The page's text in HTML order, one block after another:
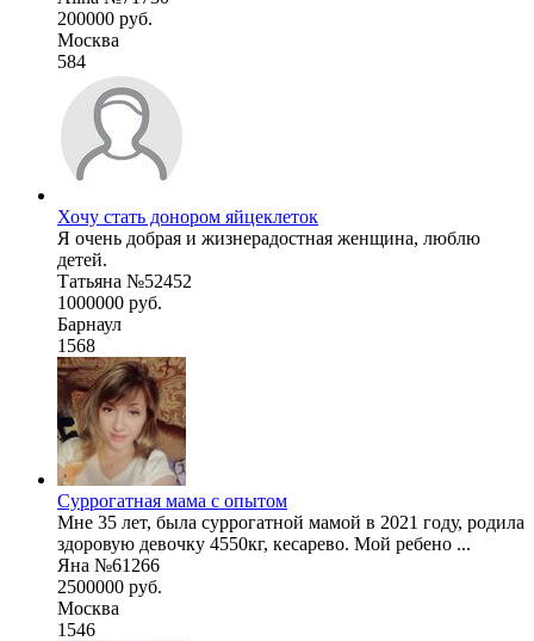
200000 руб.
Москва
584
Хочу стать донором яйцеклеток
Я очень добрая и жизнерадостная женщина, люблю
детей.
Татьяна №52452
1000000 руб.
Барнаул
1568
Суррогатная мама с опытом
Мне 35 лет, была суррогатной мамой в 2021 году, родила
здоровую девочку 4550кг, кесарево. Мой ребено ...
Яна №61266
2500000 руб.
Москва
1546